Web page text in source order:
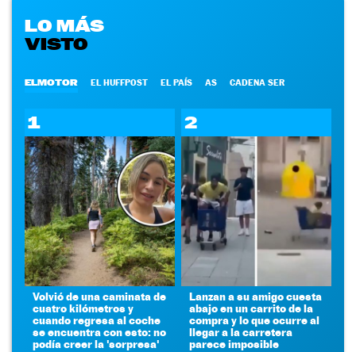
LO MÁS
VISTO
ELMOTOR EL HUFFPOST EL PAÍS AS CADENA SER
1
Volvió de una caminata de
cuatro kilómetros y
cuando regresa al coche
se encuentra con esto: no
podía creer la 'sorpresa'
2
Lanzan a su amigo cuesta
abajo en un carrito de la
compra y lo que ocurre al
llegar a la carretera
parece imposible